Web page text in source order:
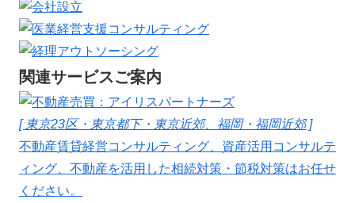
関連サービスご案内
[ 東京23区・東京都下・東京近郊、福岡・福岡近郊 ]
不動産賃貸経営コンサルティング、資産活用コンサルテ
ィング、不動産を活用した相続対策・節税対策はお任せ
ください。